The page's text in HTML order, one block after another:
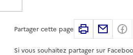
Partager cette page Imprimer
Si vous souhaitez partager sur